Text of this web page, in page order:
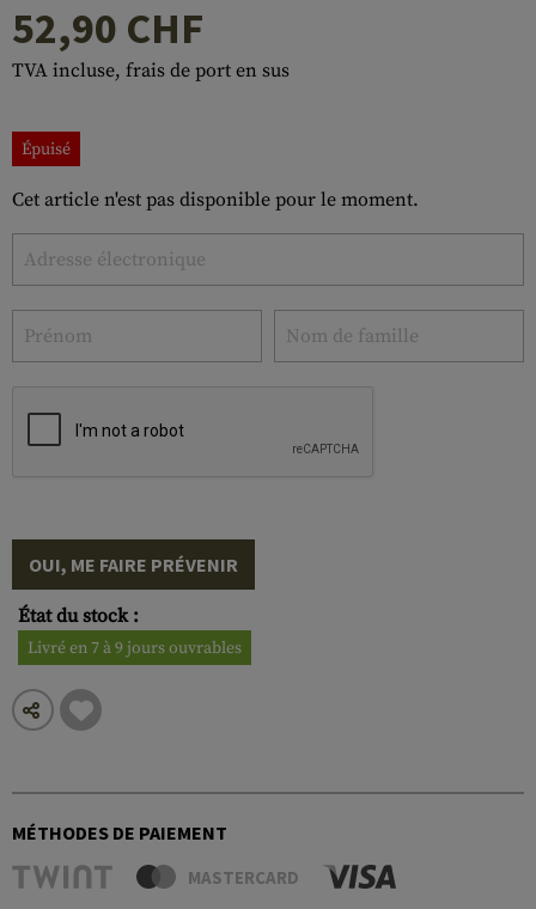
52,90 CHF
TVA incluse, frais de port en sus
Épuisé
Cet article n'est pas disponible pour le moment.
OUI, ME FAIRE PRÉVENIR
État du stock :
Livré en 7 à 9 jours ouvrables
MÉTHODES DE PAIEMENT
MASTERCARD